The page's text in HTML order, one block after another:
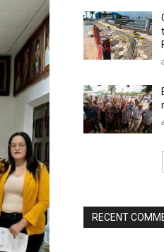
RECENT